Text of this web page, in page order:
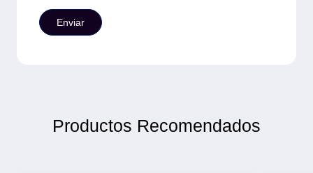
Productos Recomendados